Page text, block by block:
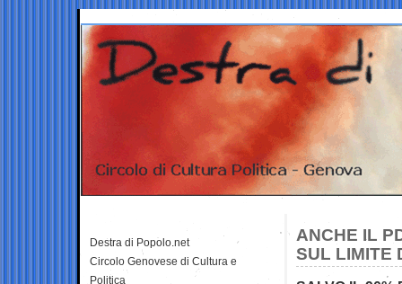
ANCHE IL
SUL LIMITE
Destra di Popolo.net
Circolo Genovese di Cultura e
Politica